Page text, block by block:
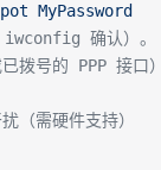
MyPassword
iwconfig 确认）。
拨号的 PPP 接口
（需硬件支持）